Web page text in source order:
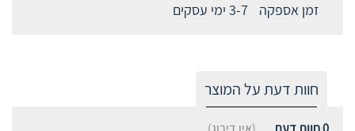
זמן אספקה
3-7 ימי עסקים
חוות דעת על המוצר